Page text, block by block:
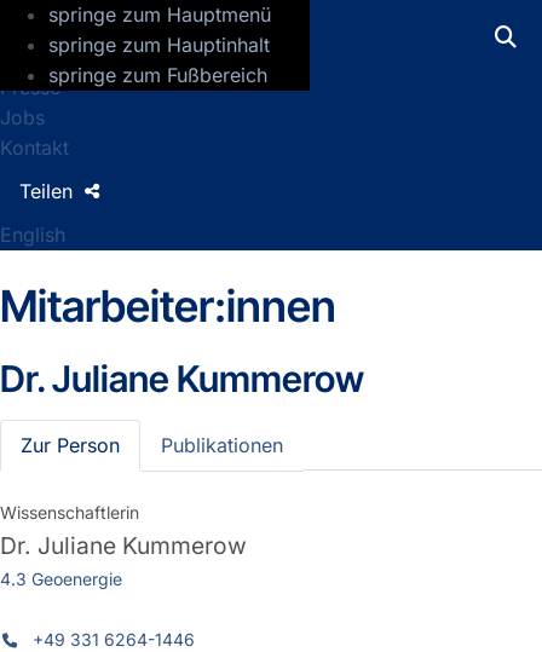
springe zum Hauptmenü
springe zum Hauptinhalt
springe zum Fußbereich
GFZ Helmholtz-Zentrum für
Presse
Jobs
Kontakt
English
Teilen
Mitarbeiter:innen
Dr.Juliane Kummerow
Zur Person Publikationen
Wissenschaftlerin
Dr. Juliane Kummerow
4.3 Geoenergie
+49 331 6264-1446